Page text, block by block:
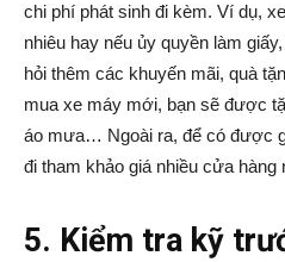
chi phí phát sinh đi kèm. Ví dụ,
nhiêu hay nếu ủy quyền làm
hỏi thêm các khuyến mãi, quà
mua xe máy mới, bạn sẽ được
áo mưa… Ngoài ra, để có được
đi tham khảo giá nhiều cửa hàng
5. Kiểm tra kỹ